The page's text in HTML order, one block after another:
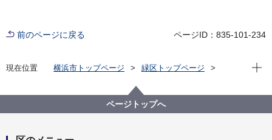
前のページに戻る ページID：835-101-234
現在位置 横浜市トップページ
緑区トップページ
緑土木事務所
緑区の身近な公園(地域別・50音順)
現在
ページトップへ